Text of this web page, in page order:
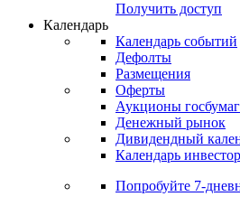
Получить доступ
Календарь
Календарь событий
Дефолты
Размещения
Оферты
Аукционы госбумаг
Денежный рынок
Дивидендный
Календарь
Попробуйте 7-